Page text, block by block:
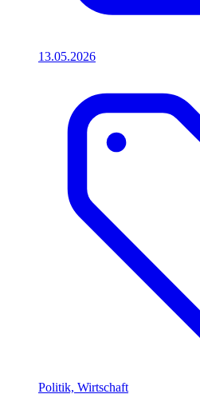
13.05.2026
Politik, Wirtschaft